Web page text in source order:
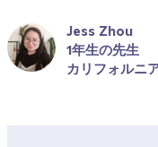
Jess Zhou
1年生の先生
カリフォルニ